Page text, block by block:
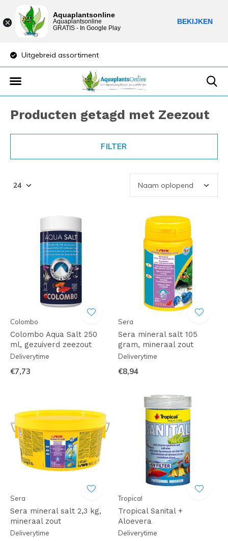
Uitgebreid assortiment
Producten getagd met Zeezout
FILTER
Colombo
Colombo Aqua Salt 250
ml, gezuiverd zeezout
Deliverytime
€7,73
Sera
Sera mineral salt 105
gram, mineraal zout
Deliverytime
€8,94
Sera
Sera mineral salt 2,3 kg,
mineraal zout
Deliverytime
Tropical
Tropical Sanital +
Aloevera
Deliverytime
Aquaplantsonline
Aquaplantsonline
GRATIS - In Google Play
BEKIJKEN